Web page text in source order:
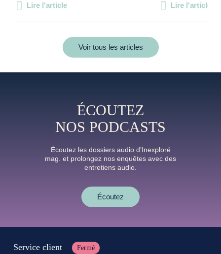
Lire l'article Lire l'article
Voir tous les articles
ÉCOUTEZ
NOS PODCASTS
Écoutez les dossiers audio d’Inexploré
mag. et prolongez nos enquêtes avec des
entretiens audio.
Écoutez
Service client Fermé